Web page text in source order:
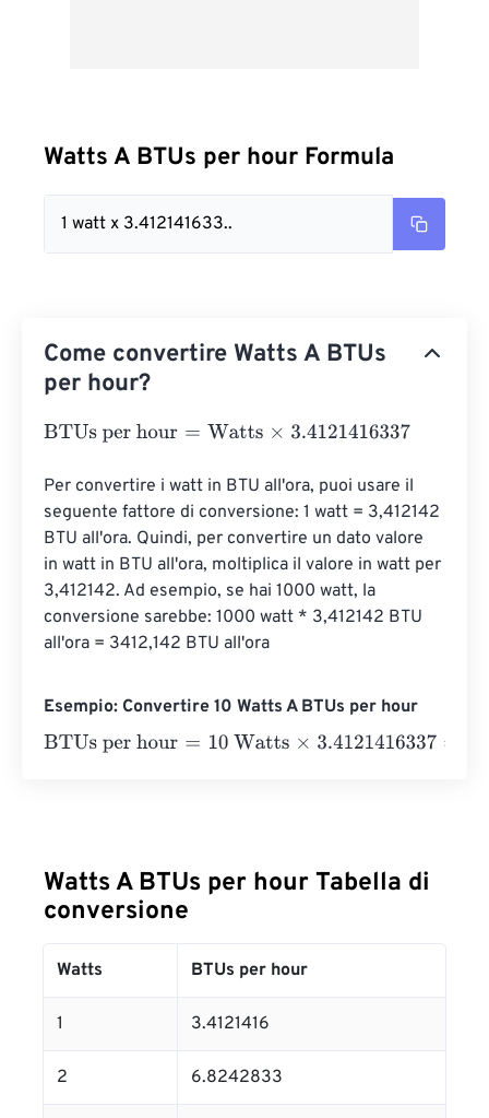
Watts A BTUs per hour Formula
1 watt x 3.412141633..
Come convertire Watts A BTUs
per hour?
BTUs per hour=Watts×3.4121416337
Per convertire i watt in BTU all'ora, puoi usare il
seguente fattore di conversione: 1 watt = 3,412142
BTU all'ora. Quindi, per convertire un dato valore
in watt in BTU all'ora, moltiplica il valore in watt per
3,412142. Ad esempio, se hai 1000 watt, la
conversione sarebbe: 1000 watt * 3,412142 BTU
all'ora = 3412,142 BTU all'ora
Esempio: Convertire 10 Watts A BTUs per hour
BTUs per hour=10 Watts ×3.4121416337=34.1214163
Watts A BTUs per hour Tabella di
conversione
Watts BTUs per hour
1 3.4121416
2 6.8242833